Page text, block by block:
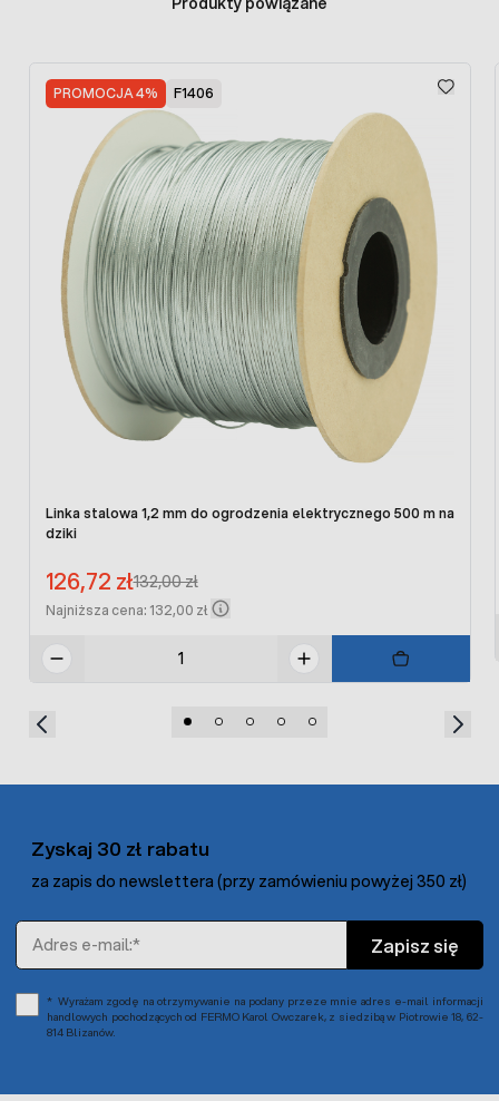
Zapewnia skuteczną izolację przewodów
PROMOCJA 4% F1406
Linka stalowa 1,2 mm do ogrodzenia elektrycznego 500 m na
dziki
Cena promocyjna:
126,72 złRegular Price:
132,00 zł
Najniższa cena: 132,00 zł
Zyskaj 30 zł rabatu
za zapis do newslettera (przy zamówieniu powyżej 350 zł)
Adres e-mail
Zapisz się
Wyrażam zgodę na otrzymywanie na podany przeze mnie adres e-mail informacji
handlowych pochodzących od FERMO Karol Owczarek, z siedzibą w Piotrowie 18, 62-
814 Blizanów.